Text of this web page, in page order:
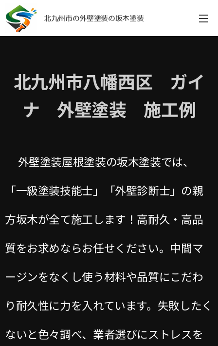
北九州市の外壁塗装の坂木塗装
北九州市八幡西区 ガイ
ナ 外壁塗装 施工例
外壁塗装屋根塗装の坂木塗装では、
「一級塗装技能士」「外壁診断士」の親
方坂木が全て施工します！高耐久・高品
質をお求めならお任せください。中間マ
ージンをなくし使う材料や品質にこだわ
り耐久性に力を入れています。失敗したく
ないと色々調べ、業者選びにストレスを